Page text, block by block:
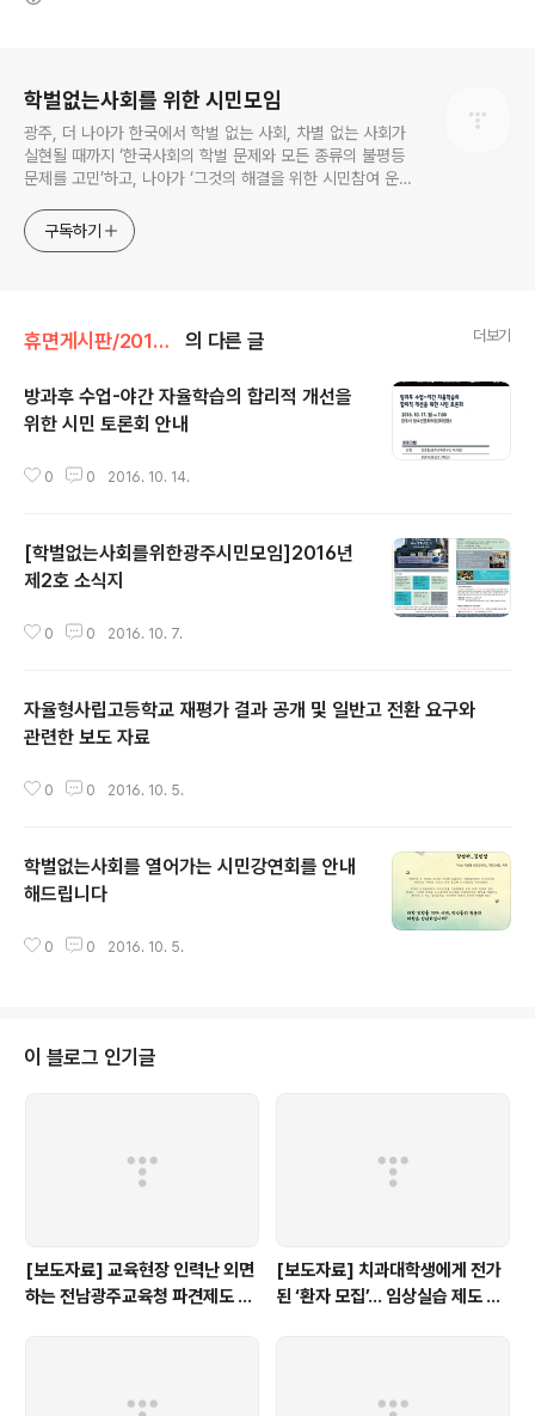
학벌없는사회를 위한 시민모임
광주, 더 나아가 한국에서 학벌 없는 사회, 차별 없는 사회가
실현될 때까지 ‘한국사회의 학벌 문제와 모든 종류의 불평등
문제를 고민’하고, 나아가 ‘그것의 해결을 위한 시민참여 운
구독하기
휴면게시판/2016년 활동소식 의 다른 글 더보기
방과후 수업-야간 자율학습의 합리적 개선을
위한 시민 토론회 안내
0 0 2016. 10. 14.
[학벌없는사회를위한광주시민모임]2016년
제2호 소식지
0 0 2016. 10. 7.
자율형사립고등학교 재평가 결과 공개 및 일반고 전환 요구와
관련한 보도 자료
0 0 2016. 10. 5.
학벌없는사회를 열어가는 시민강연회를 안내
해드립니다
0 0 2016. 10. 5.
이 블로그 인기글
[보도자료] 교육현장 인력난 외면
하는 전남광주교육청 파견제도 재
[보도자료] 치과대학생에게 전가
된 ‘환자 모집’… 임상실습 제도 개